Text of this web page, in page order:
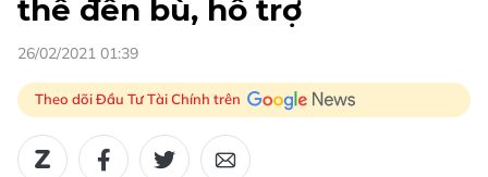
thể đền bù, hỗ trợ
26/02/2021 01:39
Theo dõi Đầu Tư Tài Chính trên